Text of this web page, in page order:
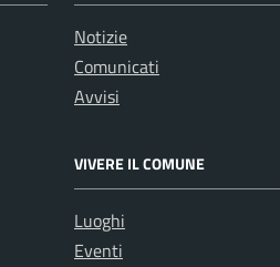
Notizie
Comunicati
Avvisi
VIVERE IL COMUNE
Luoghi
Eventi